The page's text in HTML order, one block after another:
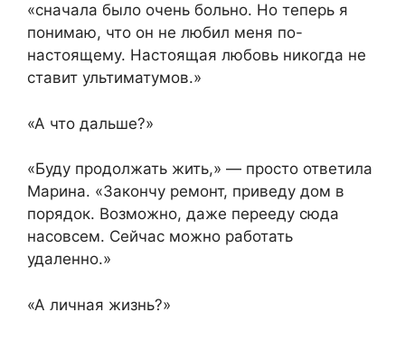
«сначала было очень больно. Но теперь я
понимаю, что он не любил меня по-
настоящему. Настоящая любовь никогда не
ставит ультиматумов.»
«А что дальше?»
«Буду продолжать жить,» — просто ответила
Марина. «Закончу ремонт, приведу дом в
порядок. Возможно, даже перееду сюда
насовсем. Сейчас можно работать
удаленно.»
«А личная жизнь?»